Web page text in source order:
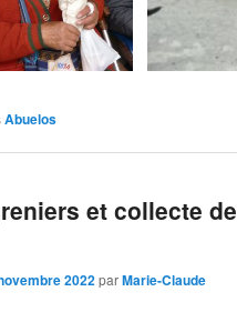
Abuelos
et collecte de
2022parMarie-Claude